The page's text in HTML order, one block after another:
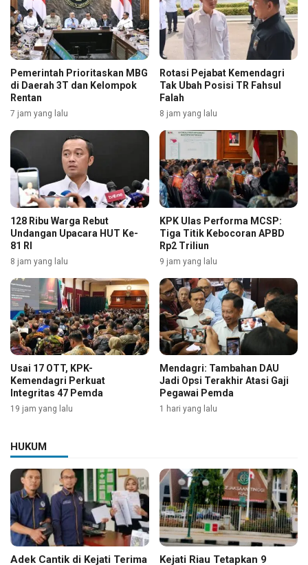
Pemerintah Prioritaskan MBG
di Daerah 3T dan Kelompok
Rentan
7 jam yang lalu
Rotasi Pejabat Kemendagri
Tak Ubah Posisi TR Fahsul
Falah
8 jam yang lalu
128 Ribu Warga Rebut
Undangan Upacara HUT Ke-
81 RI
8 jam yang lalu
KPK Ulas Performa MCSP:
Tiga Titik Kebocoran APBD
Rp2 Triliun
9 jam yang lalu
Usai 17 OTT, KPK-
Kemendagri Perkuat
Integritas 47 Pemda
19 jam yang lalu
Mendagri: Tambahan DAU
Jadi Opsi Terakhir Atasi Gaji
Pegawai Pemda
1 hari yang lalu
HUKUM
Adek Cantik di Kejati Terima
Kejati Riau Tetapkan 9